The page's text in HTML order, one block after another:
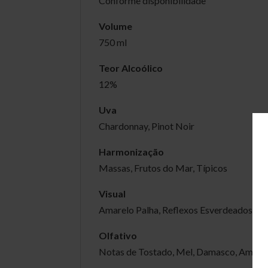
Volume
750 ml
Teor Alcoólico
12%
Uva
Chardonnay, Pinot Noir
Harmonização
Massas, Frutos do Mar, Típicos
Visual
Amarelo Palha, Reflexos Esverdeados
Olfativo
Notas de Tostado, Mel, Damasco,